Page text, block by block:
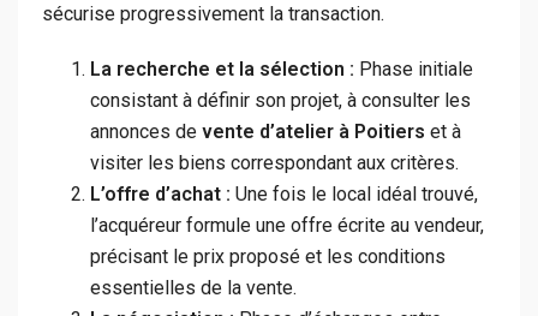
sécurise progressivement la transaction.
La recherche et la sélection : Phase initiale
consistant à définir son projet, à consulter les
annonces de vente d’atelier à Poitiers et à
visiter les biens correspondant aux critères.
L’offre d’achat : Une fois le local idéal trouvé,
l’acquéreur formule une offre écrite au vendeur,
précisant le prix proposé et les conditions
essentielles de la vente.